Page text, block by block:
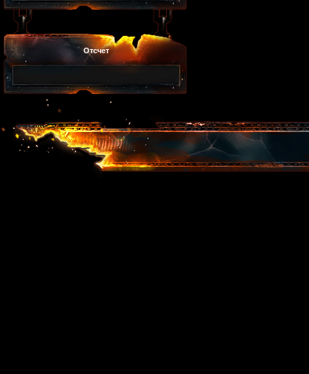
Отсчет